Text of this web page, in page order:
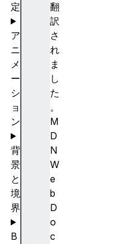
翻
訳
さ
れ
ま
し
た
。
M
D
N
W
e
b
D
o
c
定
ア
ニ
メ
ー
シ
ョ
ン
背
景
と
境
界
B